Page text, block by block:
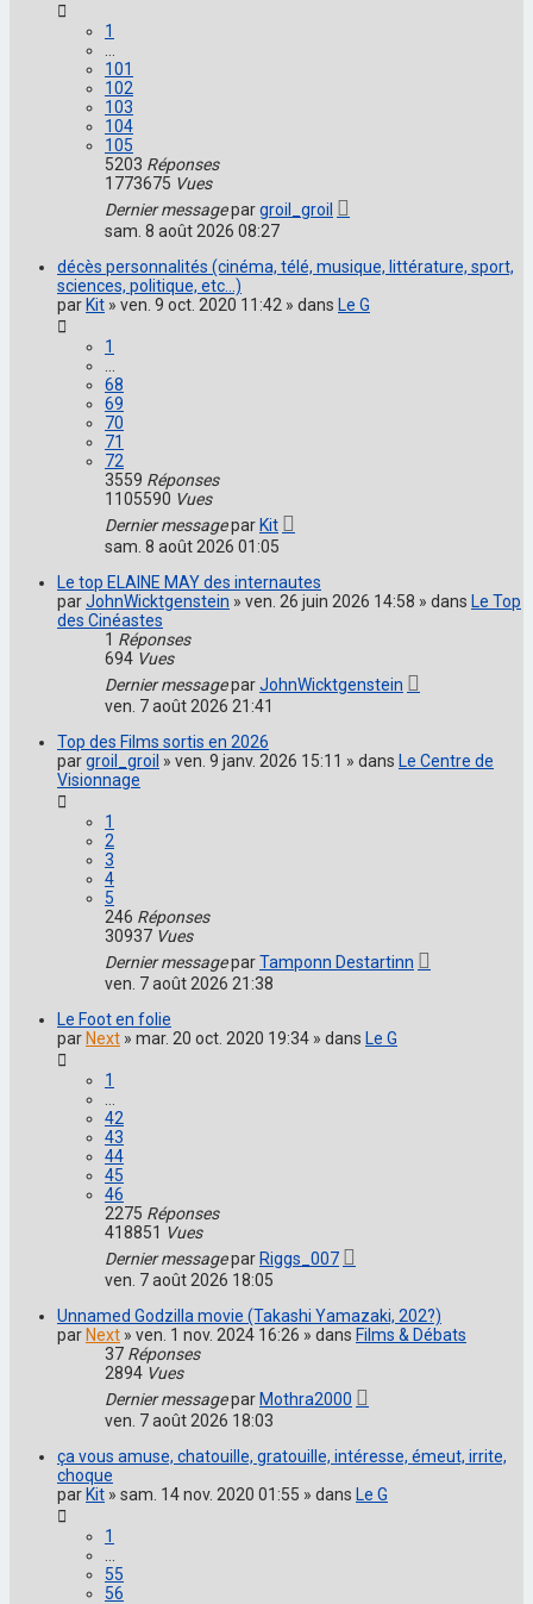
1
101
102
103
104
105
5203 Réponses
1773675 Vues
Dernier messagepargroil_groil
sam. 8 août 2026 08:27
décès personnalités (cinéma, télé, musique, littérature, sport,
sciences, politique, etc...)
parKit » ven. 9 oct. 2020 11:42 » dans Le G
1
68
69
70
71
72
3559 Réponses
1105590 Vues
Dernier messageparKit
sam. 8 août 2026 01:05
Le top ELAINE MAY des internautes
parJohnWicktgenstein » ven. 26 juin 2026 14:58 » dans Le Top
des Cinéastes
1 Réponses
694 Vues
Dernier messageparJohnWicktgenstein
ven. 7 août 2026 21:41
Top des Films sortis en 2026
pargroil_groil » ven. 9 janv. 2026 15:11 » dans Le Centre de
Visionnage
1
2
3
4
5
246 Réponses
30937 Vues
Dernier messageparTamponn Destartinn
ven. 7 août 2026 21:38
Le Foot en folie
parNext » mar. 20 oct. 2020 19:34 » dans Le G
1
42
43
44
45
46
2275 Réponses
418851 Vues
Dernier messageparRiggs_007
ven. 7 août 2026 18:05
Unnamed Godzilla movie (Takashi Yamazaki, 202?)
parNext » ven. 1 nov. 2024 16:26 » dans Films & Débats
37 Réponses
2894 Vues
Dernier messageparMothra2000
ven. 7 août 2026 18:03
ça vous amuse, chatouille, gratouille, intéresse, émeut, irrite,
choque
parKit » sam. 14 nov. 2020 01:55 » dans Le G
1
55
56